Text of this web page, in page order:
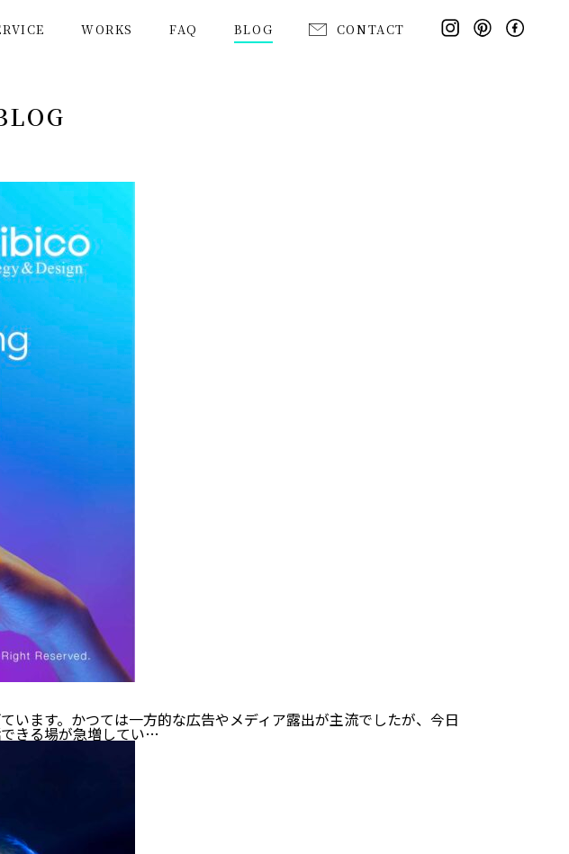
WORKS FAQ BLOG CONTACT
ます。かつては一方的な広告やメディア露出が主流でしたが、今日
きる場が急増してい…